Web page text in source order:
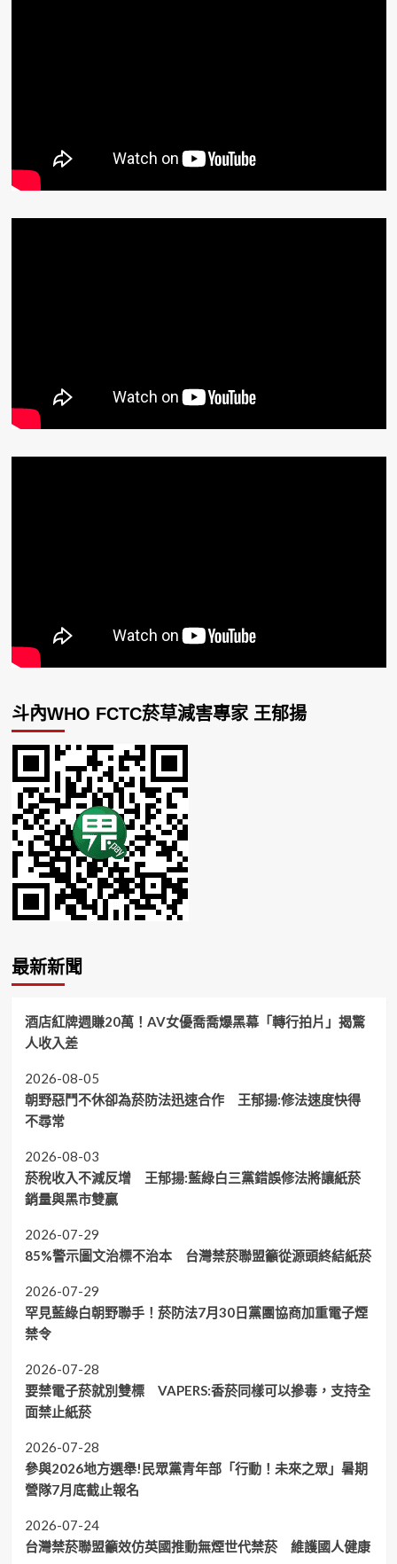
斗內WHO FCTC菸草減害專家 王郁揚
最新新聞
酒店紅牌週賺20萬！AV女優喬喬爆黑幕「轉行拍片」揭驚
人收入差
2026-08-05
朝野惡鬥不休卻為菸防法迅速合作 王郁揚:修法速度快得
不尋常
2026-08-03
菸稅收入不減反增 王郁揚:藍綠白三黨錯誤修法將讓紙菸
銷量與黑市雙贏
2026-07-29
85%警示圖文治標不治本 台灣禁菸聯盟籲從源頭終結紙菸
2026-07-29
罕見藍綠白朝野聯手！菸防法7月30日黨團協商加重電子煙
禁令
2026-07-28
要禁電子菸就別雙標 VAPERS:香菸同樣可以摻毒，支持全
面禁止紙菸
2026-07-28
參與2026地方選舉!民眾黨青年部「行動！未來之眾」暑期
營隊7月底截止報名
2026-07-24
台灣禁菸聯盟籲效仿英國推動無煙世代禁菸 維護國人健康